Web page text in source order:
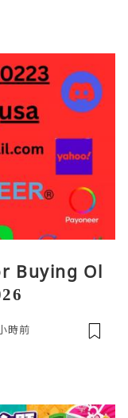
Buying Ol
時前